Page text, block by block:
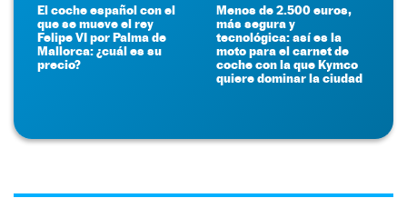
El coche español con el
que se mueve el rey
Felipe VI por Palma de
Mallorca: ¿cuál es su
precio?
Menos de 2.500 euros,
más segura y
tecnológica: así es la
moto para el carnet de
coche con la que Kymco
quiere dominar la ciudad